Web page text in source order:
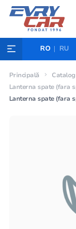
RO RU
Principală Catalog
Lanterna spate (fara
Lanterna spate (fara